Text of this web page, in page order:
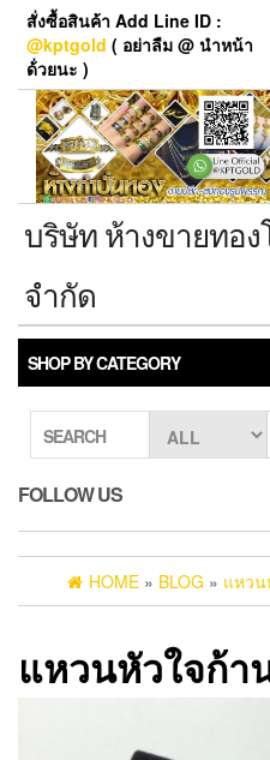
Skip
content
สั่งซื้อสินค้า Add Line ID :
@kptgold ( อย่าลืม @ นำหน้า
ด้่วยนะ )
บริษัท ห้างขายทอง
จำกัด
SHOP BY CATEGORY
SEARCH
FOLLOW US
HOME » BLOG » แหวน
แหวนหัวใจก้า